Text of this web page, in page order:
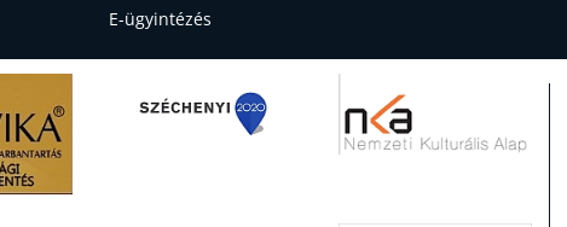
E-ügyintézés